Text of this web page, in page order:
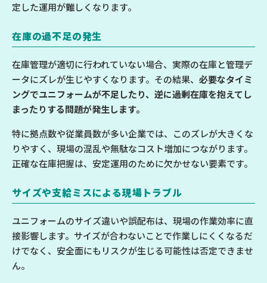
定した運用が難しくなります。
在庫の過不足の発生
在庫管理が適切に行われていない場合、実際の在庫と管理デ
ータにズレが生じやすくなります。その結果、 必要なタイミ
ングでユニフォームが不足したり、逆に過剰在庫を抱えてし
まったりする問題が発生します。
特に拠点数や従業員数が多い企業では、このズレが大きくな
りやすく、現場の混乱や無駄なコスト増加につながります。
正確な在庫把握は、安定運用のために欠かせない要素です。
サイズや支給ミスによる現場トラブル
ユニフォームのサイズ違いや誤配布は、現場の作業効率に直
接影響します。サイズが合わないことで作業しにくくなるだ
けでなく、安全面にもリスクが生じる可能性は否定できませ
ん。